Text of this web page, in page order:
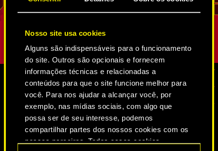
Nosso site usa cookies
Alguns são indispensáveis para o funcionamento
do site. Outros são opcionais e fornecem
informações técnicas e relacionadas a
conteúdos para que o site funcione melhor para
você. Para nos ajudar a alcançar você, por
exemplo, nas mídias sociais, com algo que
possa ser de seu interesse, podemos
compartilhar partes dos nossos cookies com os
nossos parceiros. Todos esses cookies
guardados. Sua lealdade e senso de dever
REED
seu papel,
MÍDIA
CYBERPUNK 2077